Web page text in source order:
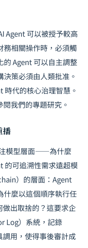
Agent 可以被授予較高
務相關操作時，必須觸
的 Agent 可以自主調整
策必須由人類批准。
時代的核心治理智慧。
閱我們的專題研究。
播
模型層面——為什麼
的可追溯性需求遠超模
）的層面：Agent
什麼以這個順序執行任
出取捨的？這要求企
Log）系統，記錄
用，使得事後審計成